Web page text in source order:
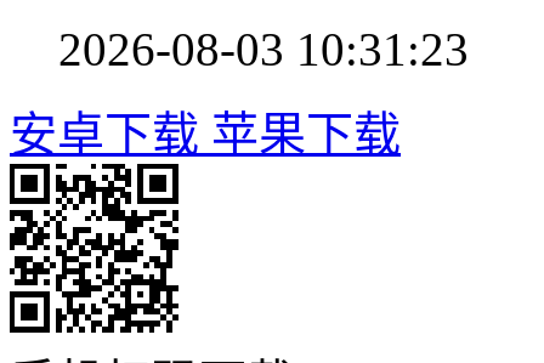
2026-08-03 10:31:23
安卓下载 苹果下载